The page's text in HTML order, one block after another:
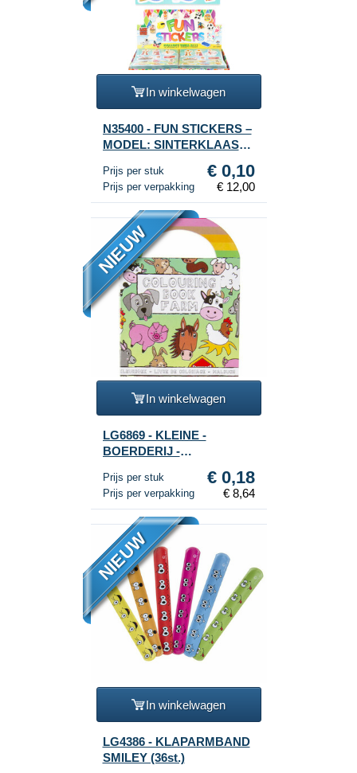
In winkelwagen
N35400 - FUN STICKERS –
MODEL: SINTERKLAAS
Prijs per stuk € 0,10
Prijs per verpakking € 12,00
NIEUW
In winkelwagen
LG6869 - KLEINE -
BOERDERIJ -
STICKERS (48st.)
Prijs per stuk € 0,18
Prijs per verpakking € 8,64
NIEUW
In winkelwagen
LG4386 - KLAPARMBAND
SMILEY (36st.)